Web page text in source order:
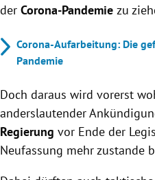
der Corona-Pandemie zu
Corona-Aufarbeitung: Die
Pandemie
Doch daraus wird vorerst
anderslautender
Regierung vor Ende der
Neufassung mehr zustande